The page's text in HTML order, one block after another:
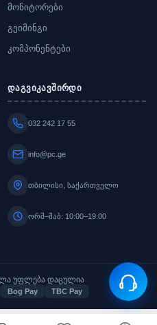
მონიტორები
გეიმინგი
კომპონენტები
დაგვიკავშირდი
032 242 17 55
info@pc.ge
თბილისი, საქართველო
ორშ–შაბ: 10:00–19:00
უფლება დაცულია
Bog Pay TBC Pay